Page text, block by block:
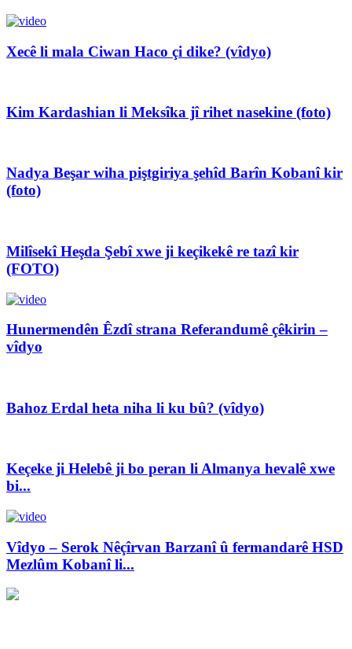
Xecê li mala Ciwan Haco çi dike? (vîdyo)
Kim Kardashian li Meksîka jî rihet nasekine (foto)
Nadya Beşar wiha piştgiriya şehîd Barîn Kobanî kir
(foto)
Milîsekî Heşda Şebî xwe ji keçikekê re tazî kir
(FOTO)
Hunermendên Êzdî strana Referandumê çêkirin –
vîdyo
Bahoz Erdal heta niha li ku bû? (vîdyo)
Keçeke ji Helebê ji bo peran li Almanya hevalê xwe
bi...
Vîdyo – Serok Nêçîrvan Barzanî û fermandarê HSD
Mezlûm Kobanî li...